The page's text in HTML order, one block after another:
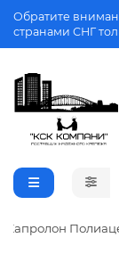
Обратите
странами СНГ
Капролон